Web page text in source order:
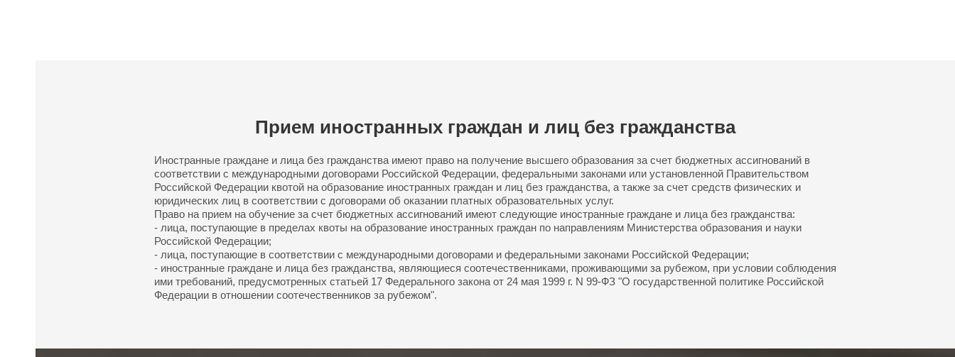
Прием иностранных граждан и лиц без гражданства
Иностранные граждане и лица без гражданства имеют право на получение высшего образования за счет бюджетных ассигнований в
соответствии с международными договорами Российской Федерации, федеральными законами или установленной Правительством
Российской Федерации квотой на образование иностранных граждан и лиц без гражданства, а также за счет средств физических и
юридических лиц в соответствии с договорами об оказании платных образовательных услуг.
Право на прием на обучение за счет бюджетных ассигнований имеют следующие иностранные граждане и лица без гражданства:
- лица, поступающие в пределах квоты на образование иностранных граждан по направлениям Министерства образования и науки
Российской Федерации;
- лица, поступающие в соответствии с международными договорами и федеральными законами Российской Федерации;
- иностранные граждане и лица без гражданства, являющиеся соотечественниками, проживающими за рубежом, при условии соблюдения
ими требований, предусмотренных статьей 17 Федерального закона от 24 мая 1999 г. N 99-ФЗ "О государственной политике Российской
Федерации в отношении соотечественников за рубежом".